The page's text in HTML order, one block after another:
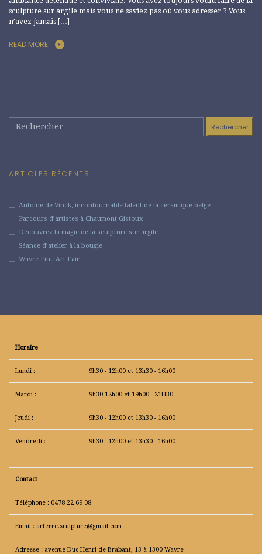
sculpture sur argile mais vous ne saviez pas où vous adresser ? Vous
n’avez jamais […]
READ MORE
ARTICLES RÉCENTS
Antoine de Vinck, incontournable talent de la céramique belge
Parcours d’artistes à Chaumont Gistoux
Découvrez la magie de la sculpture sur argile
Séance d’atelier à la bougie
Wavre Fine Art Fair
Horaire
Lundi : 9h30 - 12h00 et 13h30 - 16h00
Mardi : 9h30-12h00 et 19h00 - 21H30
Jeudi : 9h30 - 12h00 et 13h30 - 16h00
Vendredi : 9h30 - 12h00 et 13h30 - 16h00
Contact
Téléphone : 0478 22 69 08
Email : arterre.sculpture@gmail.com
Adresse : avenue Duc Henri de Brabant, 13 à 1300 Wavre